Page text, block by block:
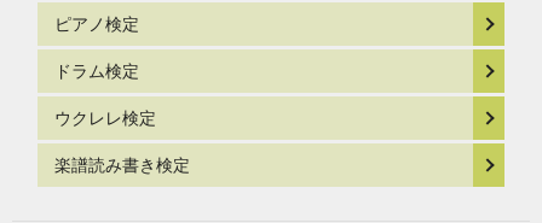
ピアノ検定
ドラム検定
ウクレレ検定
楽譜読み書き検定